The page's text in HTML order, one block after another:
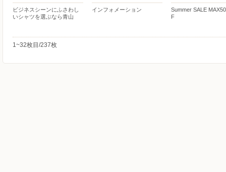
ビジネスシーンにふさわし
いシャツを選ぶなら青山
インフォメーション
Summer SALE
F
1~32枚目/237枚